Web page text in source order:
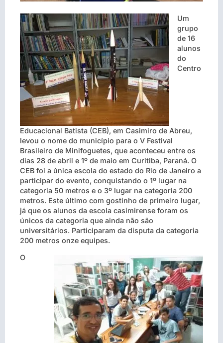
Um
grupo
de 16
alunos
do
Centro
Educacional Batista (CEB), em Casimiro de Abreu,
levou o nome do município para o V Festival
Brasileiro de Minifoguetes, que aconteceu entre os
dias 28 de abril e 1º de maio em Curitiba, Paraná. O
CEB foi a única escola do estado do Rio de Janeiro a
participar do evento, conquistando o 1º lugar na
categoria 50 metros e o 3º lugar na categoria 200
metros. Este último com gostinho de primeiro lugar,
já que os alunos da escola casimirense foram os
únicos da categoria que ainda não são
universitários. Participaram da disputa da categoria
200 metros onze equipes.
O